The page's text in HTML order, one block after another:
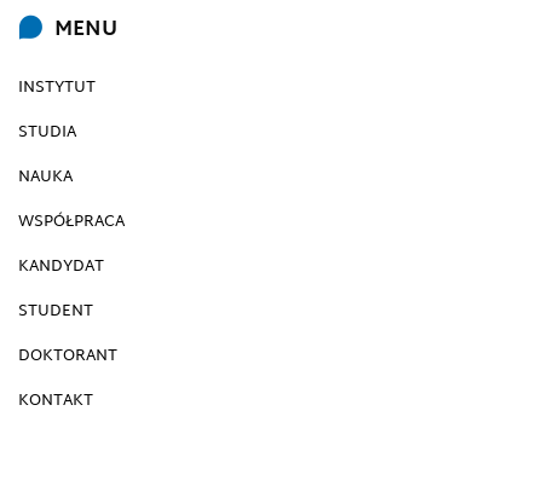
MENU
INSTYTUT
STUDIA
NAUKA
WSPÓŁPRACA
KANDYDAT
STUDENT
DOKTORANT
KONTAKT